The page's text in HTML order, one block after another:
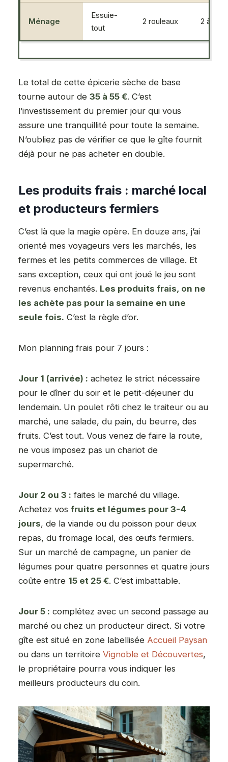
Ménage
Essuie-
tout
2 rouleaux 2 à 3 €
Le total de cette épicerie sèche de base
tourne autour de 35 à 55 €. C’est
l’investissement du premier jour qui vous
assure une tranquillité pour toute la semaine.
N’oubliez pas de vérifier ce que le gîte fournit
déjà pour ne pas acheter en double.
Les produits frais : marché local
et producteurs fermiers
C’est là que la magie opère. En douze ans, j’ai
orienté mes voyageurs vers les marchés, les
fermes et les petits commerces de village. Et
sans exception, ceux qui ont joué le jeu sont
revenus enchantés. Les produits frais, on ne
les achète pas pour la semaine en une
seule fois. C’est la règle d’or.
Mon planning frais pour 7 jours :
Jour 1 (arrivée) : achetez le strict nécessaire
pour le dîner du soir et le petit-déjeuner du
lendemain. Un poulet rôti chez le traiteur ou au
marché, une salade, du pain, du beurre, des
fruits. C’est tout. Vous venez de faire la route,
ne vous imposez pas un chariot de
supermarché.
Jour 2 ou 3 : faites le marché du village.
Achetez vos fruits et légumes pour 3-4
jours, de la viande ou du poisson pour deux
repas, du fromage local, des œufs fermiers.
Sur un marché de campagne, un panier de
légumes pour quatre personnes et quatre jours
coûte entre 15 et 25 €. C’est imbattable.
Jour 5 : complétez avec un second passage au
marché ou chez un producteur direct. Si votre
gîte est situé en zone labellisée Accueil Paysan
ou dans un territoire Vignoble et Découvertes,
le propriétaire pourra vous indiquer les
meilleurs producteurs du coin.